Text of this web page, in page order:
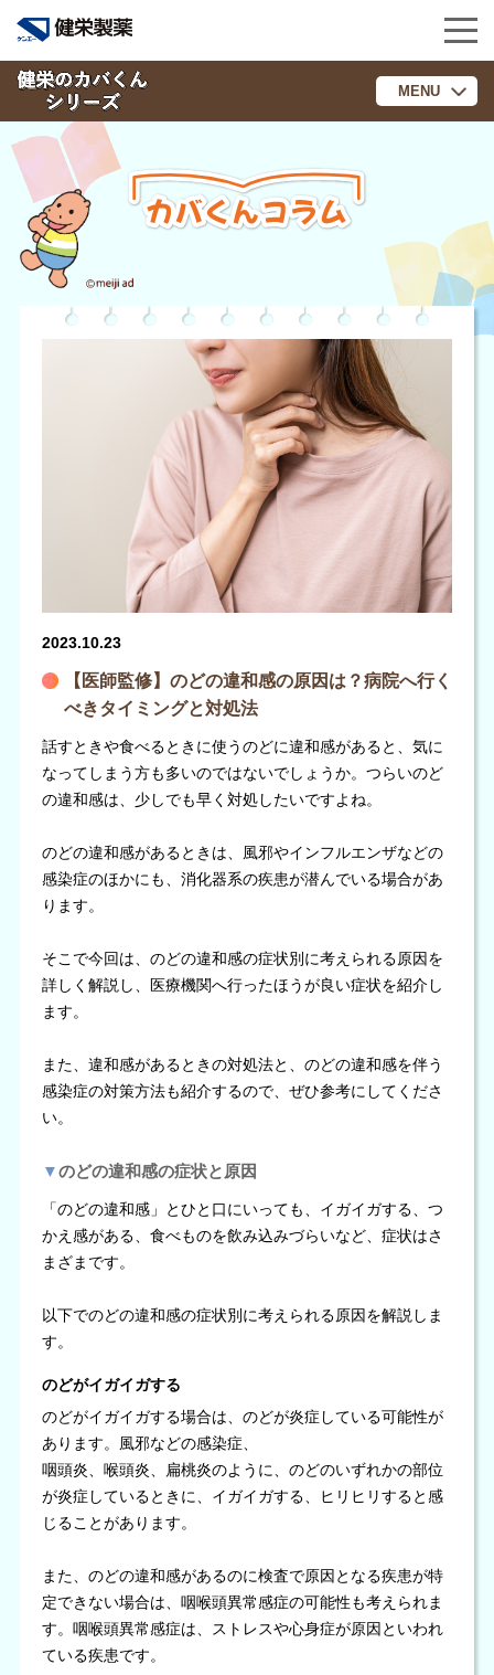
2023.10.23
【医師監修】のどの違和感の原因は？病院へ行く
べきタイミングと対処法
話すときや食べるときに使うのどに違和感があると、気に
なってしまう方も多いのではないでしょうか。つらいのど
の違和感は、少しでも早く対処したいですよね。
のどの違和感があるときは、風邪やインフルエンザなどの
感染症のほかにも、消化器系の疾患が潜んでいる場合があ
ります。
そこで今回は、のどの違和感の症状別に考えられる原因を
詳しく解説し、医療機関へ行ったほうが良い症状を紹介し
ます。
また、違和感があるときの対処法と、のどの違和感を伴う
感染症の対策方法も紹介するので、ぜひ参考にしてくださ
い。
▼のどの違和感の症状と原因
「のどの違和感」とひと口にいっても、イガイガする、つ
かえ感がある、食べものを飲み込みづらいなど、症状はさ
まざまです。
以下でのどの違和感の症状別に考えられる原因を解説しま
す。
のどがイガイガする
のどがイガイガする場合は、のどが炎症している可能性が
あります。風邪などの感染症、
咽頭炎、喉頭炎、扁桃炎のように、のどのいずれかの部位
が炎症しているときに、イガイガする、ヒリヒリすると感
じることがあります。
また、のどの違和感があるのに検査で原因となる疾患が特
定できない場合は、咽喉頭異常感症の可能性も考えられま
す。咽喉頭異常感症は、ストレスや心身症が原因といわれ
ている疾患です。